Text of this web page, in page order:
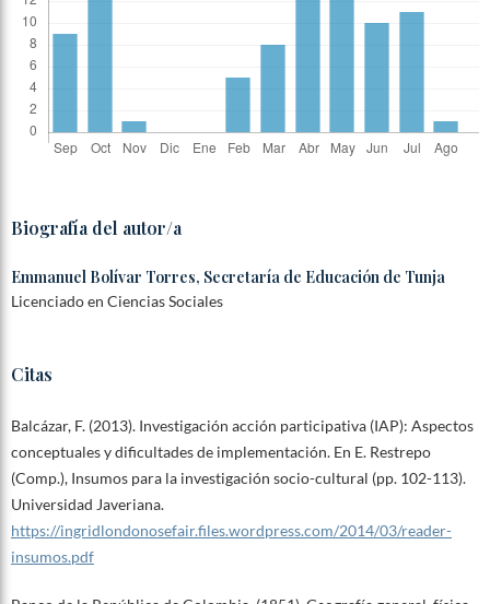
Biografía del autor/a
Emmanuel Bolívar Torres, Secretaría de Educación de Tunja
Licenciado en Ciencias Sociales
Citas
Balcázar, F. (2013). Investigación acción participativa (IAP): Aspectos
conceptuales y dificultades de implementación. En E. Restrepo
(Comp.), Insumos para la investigación socio-cultural (pp. 102-113).
Universidad Javeriana.
https://ingridlondonosefair.files.wordpress.com/2014/03/reader-
insumos.pdf